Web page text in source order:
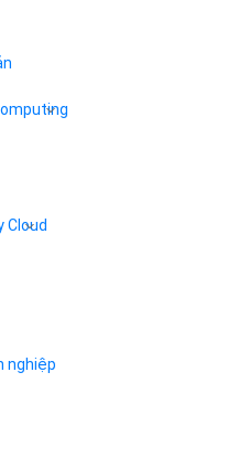
Cloud
Server
tới server
Email
nghiệp